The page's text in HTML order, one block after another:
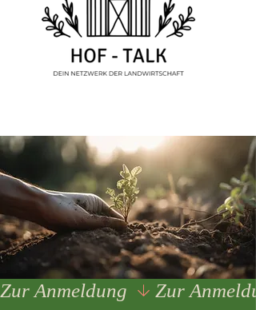
Zur Anmeldung